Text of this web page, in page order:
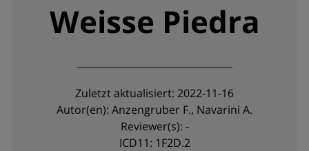
Weisse Piedra
Zuletzt aktualisiert: 2022-11-16
Autor(en): Anzengruber F., Navarini A.
Reviewer(s): -
ICD11: 1F2D.2